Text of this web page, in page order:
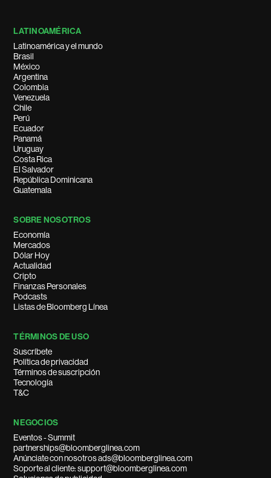
LATINOAMÉRICA
Latinoamérica y el mundo
Brasil
México
Argentina
Colombia
Venezuela
Chile
Perú
Ecuador
Panamá
Uruguay
Costa Rica
El Salvador
República Dominicana
Guatemala
SOBRE NOSOTROS
Economía
Mercados
Dólar Hoy
Actualidad
Cripto
Finanzas Personales
Podcasts
Listas de Bloomberg Línea
TÉRMINOS DE USO
Suscríbete
Política de privacidad
Términos de suscripción
Tecnología
T&C
NEGOCIOS
Eventos - Summit
partnerships@bloomberglinea.com
Anúnciate con nosotros ads@bloomberglinea.com
Soporte al cliente: support@bloomberglinea.com